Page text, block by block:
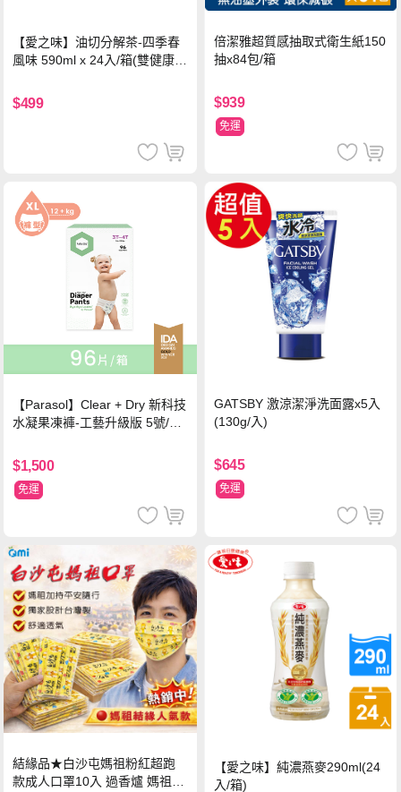
【愛之味】油切分解茶-四季春
風味 590ml x 24入/箱(雙健康認
$499
倍潔雅超質感抽取式衛生紙150
抽x84包/箱
$939
免運
【Parasol】Clear + Dry 新科技
水凝果凍褲-工藝升級版 5號/XL
$1,500
免運
GATSBY 激涼潔淨洗面露x5入
(130g/入)
$645
免運
結緣品★白沙屯媽祖粉紅超跑
款成人口罩10入 過香爐 媽祖加
【愛之味】純濃燕麥290ml(24
入/箱)